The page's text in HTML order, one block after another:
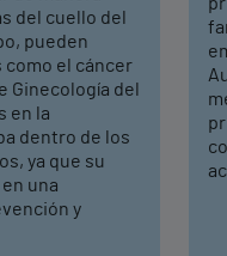
del cuello del
pueden
el cáncer
Ginecología del
en la
dentro de los
ya que su
una
y